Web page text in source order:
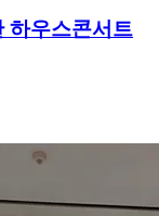
하우스콘서트